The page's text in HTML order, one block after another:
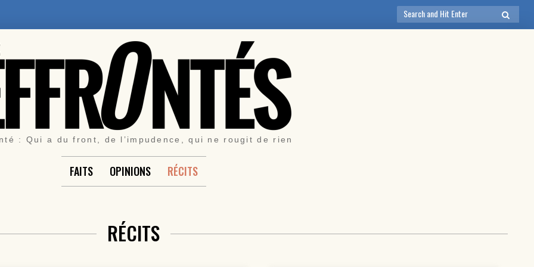
Search
for:
SEARCH
: Qui a du front, de l’impudence, qui ne rougit de rien
FAITS OPINIONS RÉCITS
RÉCITS